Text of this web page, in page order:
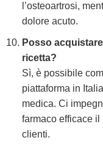
l’osteoartrosi,
dolore acuto.
Posso acquistare
ricetta?
Sì, è possibile
piattaforma in
medica. Ci
farmaco efficace
clienti.